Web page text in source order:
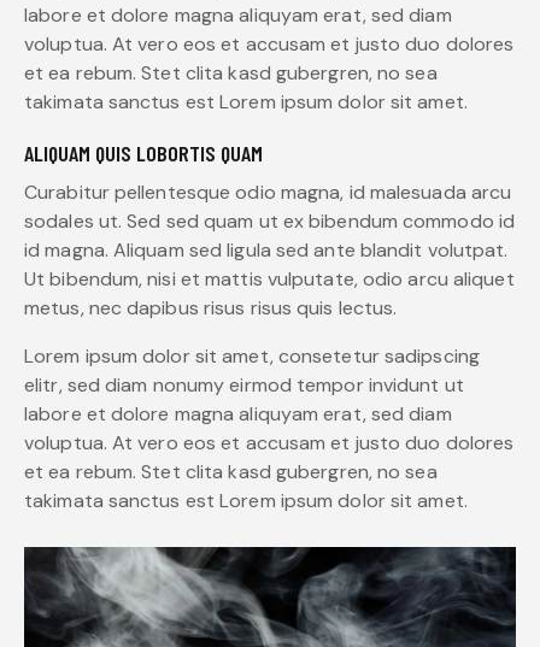
labore et dolore magna aliquyam erat, sed diam
voluptua. At vero eos et accusam et justo duo dolores
et ea rebum. Stet clita kasd gubergren, no sea
takimata sanctus est Lorem ipsum dolor sit amet.
ALIQUAM QUIS LOBORTIS QUAM
Curabitur pellentesque odio magna, id malesuada arcu
sodales ut. Sed sed quam ut ex bibendum commodo id
id magna. Aliquam sed ligula sed ante blandit volutpat.
Ut bibendum, nisi et mattis vulputate, odio arcu aliquet
metus, nec dapibus risus risus quis lectus.
Lorem ipsum dolor sit amet, consetetur sadipscing
elitr, sed diam nonumy eirmod tempor invidunt ut
labore et dolore magna aliquyam erat, sed diam
voluptua. At vero eos et accusam et justo duo dolores
et ea rebum. Stet clita kasd gubergren, no sea
takimata sanctus est Lorem ipsum dolor sit amet.